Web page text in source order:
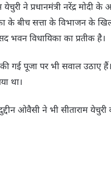
ने प्रधानमंत्री नरेंद्र मोदी
के बीच सत्ता के विभाजन के
भवन विधायिका का प्रतीक है।
की गई पूजा पर भी सवाल उठाए
था।
ने भी सीताराम येचुरी की